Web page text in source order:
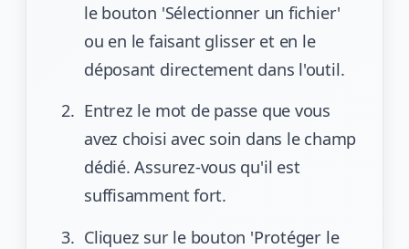
le bouton 'Sélectionner un fichier'
ou en le faisant glisser et en le
déposant directement dans l'outil.
Entrez le mot de passe que vous
avez choisi avec soin dans le champ
dédié. Assurez-vous qu'il est
suffisamment fort.
Cliquez sur le bouton 'Protéger le